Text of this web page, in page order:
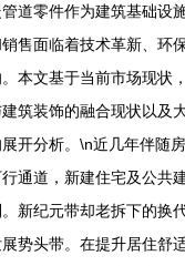
道零件作为建筑基础设
售面临着技术革新、环
本文基于当前市场现状
筑装饰的融合现状以及
开分析。\n近几年伴随
通道，新建住宅及公共
新纪元带却老拆下的换
势头带。在提升居住舒